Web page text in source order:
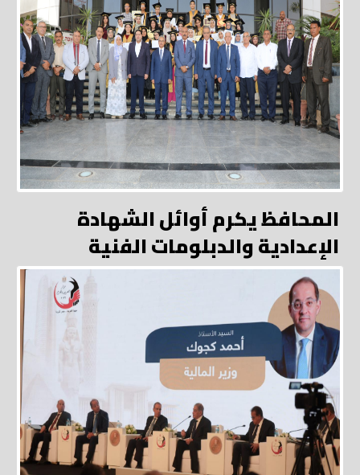
المحافظ يكرم أوائل الشهادة
الإعدادية والدبلومات الفنية